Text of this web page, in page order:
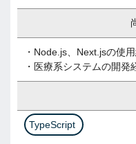
・Node.js、Next.jsの使
・医療系システムの開発
TypeScript